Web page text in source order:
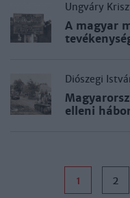
Ungváry
A magyar
Diószegi
elleni
1 2